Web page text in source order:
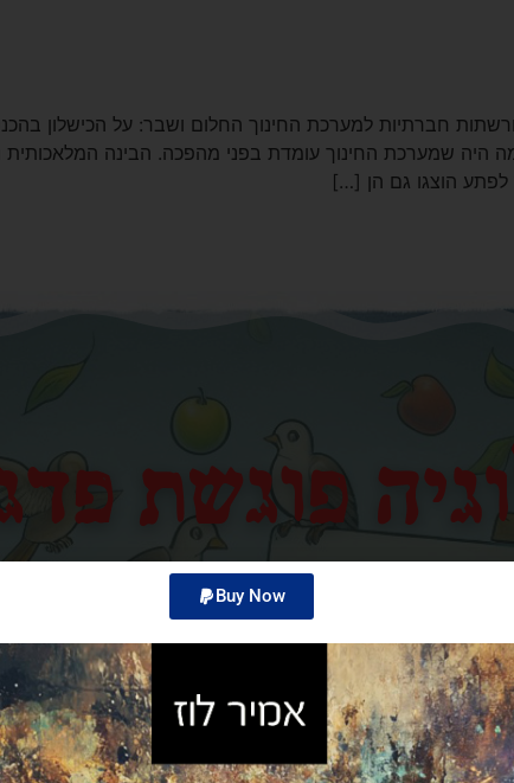
חברתיות למערכת החינוך החלום ושבר: על הכישלון
2024-2026 מבוא בשנים 2024-2026 נדמה היה שמערכת החינוך עומדת בפני
הוצגו גם הן […]
Buy Now